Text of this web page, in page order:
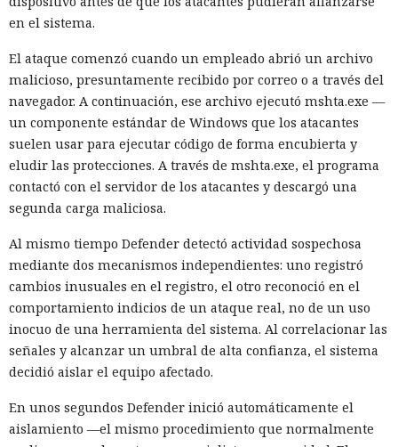
en el sistema.
El ataque comenzó cuando un empleado abrió un archivo
malicioso, presuntamente recibido por correo o a través del
navegador. A continuación, ese archivo ejecutó mshta.exe —
un componente estándar de Windows que los atacantes
suelen usar para ejecutar código de forma encubierta y
eludir las protecciones. A través de mshta.exe, el programa
contactó con el servidor de los atacantes y descargó una
segunda carga maliciosa.
Al mismo tiempo Defender detectó actividad sospechosa
mediante dos mecanismos independientes: uno registró
cambios inusuales en el registro, el otro reconoció en el
comportamiento indicios de un ataque real, no de un uso
inocuo de una herramienta del sistema. Al correlacionar las
señales y alcanzar un umbral de alta confianza, el sistema
decidió aislar el equipo afectado.
En unos segundos Defender inició automáticamente el
aislamiento —el mismo procedimiento que normalmente